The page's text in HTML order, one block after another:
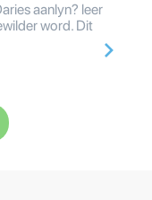
aanlyn? leer
word. Dit